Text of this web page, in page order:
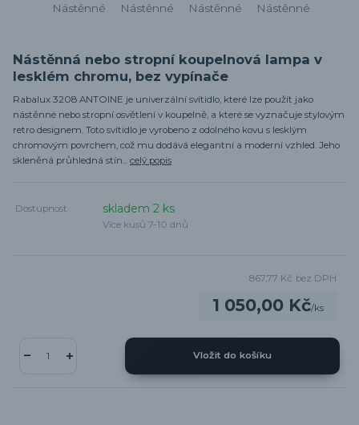
Nástěnná nebo stropní koupelnová lampa v
lesklém chromu, bez vypínače
Rabalux 3208 ANTOINE je univerzální svítidlo, které lze použít jako
nástěnné nebo stropní osvětlení v koupelně, a které se vyznačuje stylovým
retro designem. Toto svítidlo je vyrobeno z odolného kovu s lesklým
chromovým povrchem, což mu dodává elegantní a moderní vzhled. Jeho
skleněná průhledná stín... celý popis
Dostupnost skladem 2 ks
Více kusů 7-10 dnů
1 050,00 Kč/ks
867,77 Kč bez DPH
Vložit do košíku